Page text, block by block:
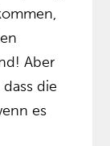
Aber
die
es